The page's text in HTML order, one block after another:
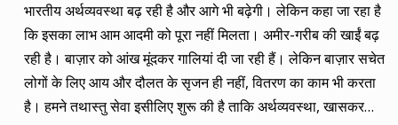
भारतीय अर्थव्यवस्था बढ़ रही है और आगे भी बढ़ेगी। लेकिन कहा जा रहा है
कि इसका लाभ आम आदमी को पूरा नहीं मिलता। अमीर-गरीब की खाईं बढ़
रही है। बाज़ार को आंख मूंदकर गालियां दी जा रही हैं। लेकिन बाज़ार सचेत
लोगों के लिए आय और दौलत के सृजन ही नहीं, वितरण का काम भी करता
है। हमने तथास्तु सेवा इसीलिए शुरू की है ताकि अर्थव्यवस्था, खासकर